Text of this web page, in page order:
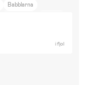
Babblarna
i fjol